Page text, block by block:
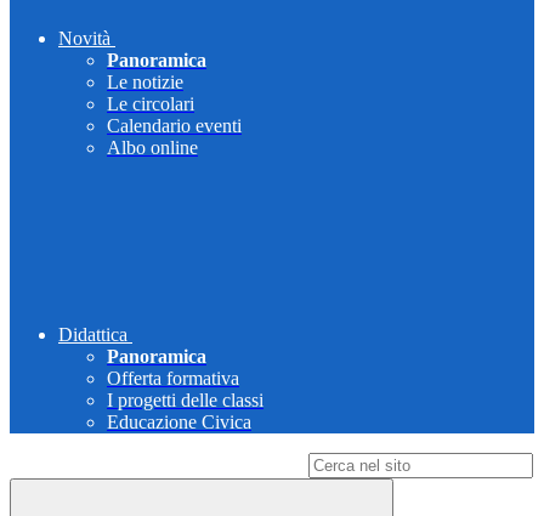
Novità
Panoramica
Le notizie
Le circolari
Calendario eventi
Albo online
Didattica
Panoramica
Offerta formativa
I progetti delle classi
Educazione Civica